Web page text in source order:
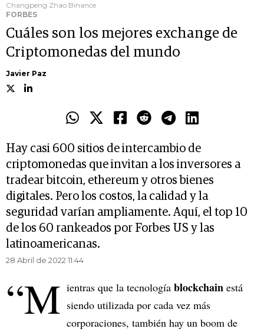
Changpeng Zhao Binance
FORBES
Cuáles son los mejores exchange de
Criptomonedas del mundo
Javier Paz
Hay casi 600 sitios de intercambio de
criptomonedas que invitan a los inversores a
tradear bitcoin, ethereum y otros bienes
digitales. Pero los costos, la calidad y la
seguridad varían ampliamente. Aquí, el top 10
de los 60 rankeados por Forbes US y las
latinoamericanas.
28 Abril de 2022 11.44
“M ientras que la tecnología blockchain está
siendo utilizada por cada vez más
corporaciones, también hay un boom de